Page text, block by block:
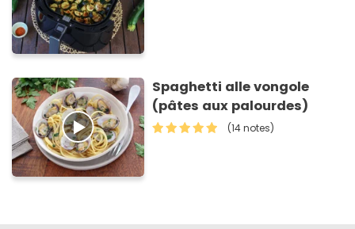
Spaghetti alle vongole
(pâtes aux palourdes)
(14 notes)